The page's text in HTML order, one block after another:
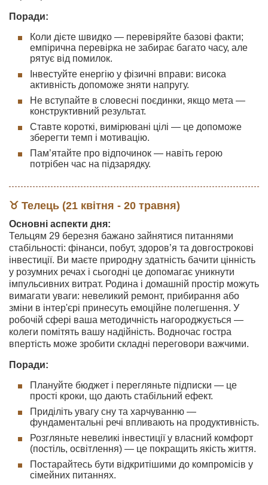
Поради:
Коли дієте швидко — перевіряйте базові факти;
емпірична перевірка не забирає багато часу, але
рятує від помилок.
Інвестуйте енергію у фізичні вправи: висока
активність допоможе зняти напругу.
Не вступайте в словесні поєдинки, якщо мета —
конструктивний результат.
Ставте короткі, вимірювані цілі — це допоможе
зберегти темп і мотивацію.
Пам’ятайте про відпочинок — навіть герою
потрібен час на підзарядку.
♉ Телець (21 квітня - 20 травня)
Основні аспекти дня:
Тельцям 29 березня бажано зайнятися питаннями
стабільності: фінанси, побут, здоров’я та довгострокові
інвестиції. Ви маєте природну здатність бачити цінність
у розумних речах і сьогодні це допомагає уникнути
імпульсивних витрат. Родина і домашній простір можуть
вимагати уваги: невеликий ремонт, прибирання або
зміни в інтер'єрі принесуть емоційне полегшення. У
робочій сфері ваша методичність нагороджується —
колеги помітять вашу надійність. Водночас гостра
впертість може зробити складні переговори важчими.
Поради:
Плануйте бюджет і перегляньте підписки — це
прості кроки, що дають стабільний ефект.
Приділіть увагу сну та харчуванню —
фундаментальні речі впливають на продуктивність.
Розгляньте невеликі інвестиції у власний комфорт
(постіль, освітлення) — це покращить якість життя.
Постарайтесь бути відкритішими до компромісів у
сімейних питаннях.